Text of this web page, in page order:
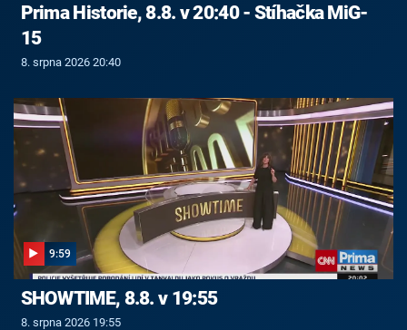
Prima Historie, 8.8. v 20:40 - Stíhačka MiG-
15
8. srpna 2026 20:40
9:59
SHOWTIME, 8.8. v 19:55
8. srpna 2026 19:55